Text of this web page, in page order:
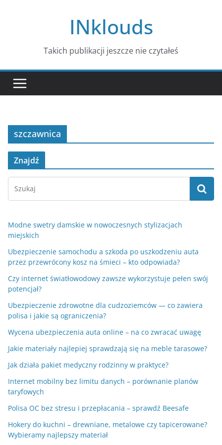
INklouds
Takich publikacji jeszcze nie czytałeś
szczawnica
Znajdź
Modne swetry damskie w nowoczesnych stylizacjach
miejskich
Ubezpieczenie samochodu a szkoda po uszkodzeniu auta
przez przewrócony kosz na śmieci – kto odpowiada?
Czy internet światłowodowy zawsze wykorzystuje pełen swój
potencjał?
Ubezpieczenie zdrowotne dla cudzoziemców — co zawiera
polisa i jakie są ograniczenia?
Wycena ubezpieczenia auta online – na co zwracać uwagę
Jakie materiały najlepiej sprawdzają się na meble tarasowe?
Jak działa pakiet medyczny rodzinny w praktyce?
Internet mobilny bez limitu danych – porównanie planów
taryfowych
Polisa OC bez stresu i przepłacania – sprawdź Beesafe
Hokery do kuchni – drewniane, metalowe czy tapicerowane?
Wybieramy najlepszy materiał